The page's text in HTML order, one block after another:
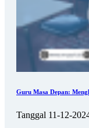
Guru Masa Depan:
Tanggal 11-12-